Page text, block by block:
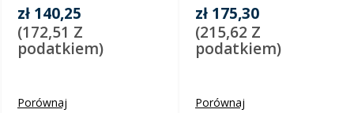
zł 140,25
(172,51 Z
podatkiem)
Porównaj
zł 175,30
(215,62 Z
podatkiem)
Porównaj